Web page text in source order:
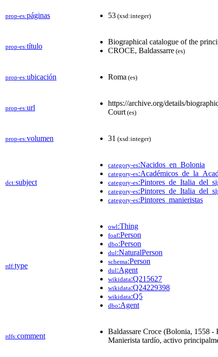
prop-es:páginas 53 (xsd:integer)
prop-es:título
Biographical catalogue of the
CROCE, Baldassarre (es)
prop-es:ubicación Roma (es)
prop-es:url
https://archive.org/details/
Court (es)
prop-es:volumen 31 (xsd:integer)
dct:subject
category-es:Nacidos_en_Bolonia
category-es
category-es
category-es
category-es:Pintores_manieristas
rdf:type
owl:Thing
foaf:Person
dbo:Person
dul:NaturalPerson
schema:Person
dul:Agent
wikidata:Q215627
wikidata:Q24229398
wikidata:Q5
dbo:Agent
rdfs:comment
Baldassare Croce (Bolonia, 1558
Manierista tardío, activo